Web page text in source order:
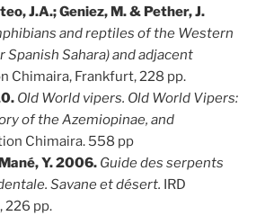
J.A.; Geniez, M. & Pether, J.
and reptiles of the Western
Spanish Sahara) and adjacent
Chimaira, Frankfurt, 228 pp.
Old World vipers. Old World Vipers:
of the Azemiopinae, and
Chimaira. 558 pp
Y. 2006. Guide des serpents
Savane et désert. IRD
226 pp.